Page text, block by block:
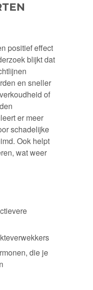
positief effect
blijkt dat
en sneller
of
er meer
schadelijke
Ook helpt
wat weer
die je